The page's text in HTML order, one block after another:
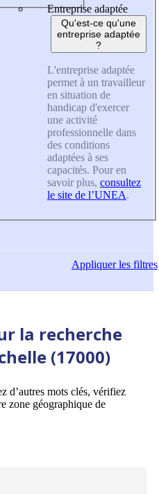
Entreprise adaptée
Qu'est-ce qu'une
entreprise adaptée
?
L'entreprise adaptée
permet à un travailleur
en situation de
handicap d'exercer
une activité
professionnelle dans
des conditions
adaptées à ses
capacités. Pour en
savoir plus, consultez
le site de l’UNEA.
Appliquerles filtres
la recherche
(17000)
d’autres mots clés, vérifiez
zone géographique de